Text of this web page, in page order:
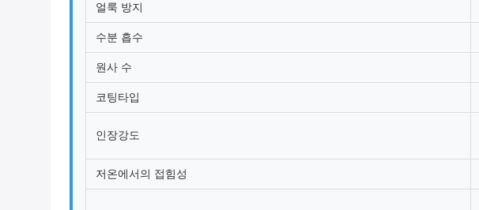
얼룩 방지
수분 흡수
원사 수
코팅타입
인장강도
저온에서의 접힘성